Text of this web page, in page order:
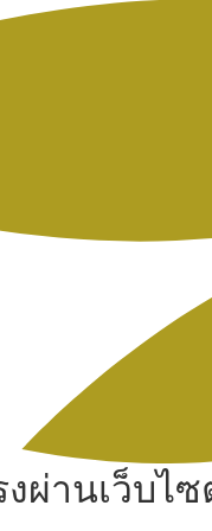
ผ่านเว็บไ